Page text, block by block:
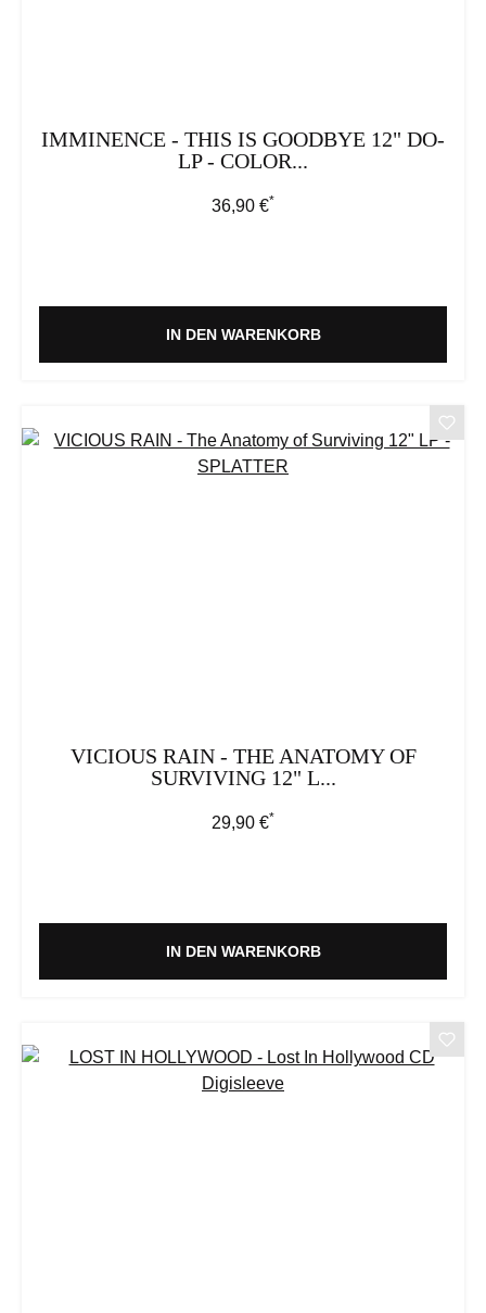
IMMINENCE - THIS IS GOODBYE 12" DO-
LP - COLOR...
Regulärer Preis:
36,90 €*
IN DEN WARENKORB
VICIOUS RAIN - THE ANATOMY OF
SURVIVING 12" L...
Regulärer Preis:
29,90 €*
IN DEN WARENKORB